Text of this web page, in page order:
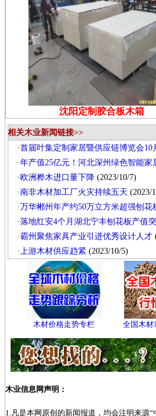
沈阳定制胶合板木箱
相关木业新闻链接>>
·首届叶集定制家居暨供应链博览会10
·年产值25亿元！河北深州绿色智能家
· 欧洲桦木进口量下降 (2023/10/7)
·南非木材加工厂火灾持续五天 (2023/
·万华郴州年产约50万立方米超强刨花
·落地红安4个月湖北宁丰刨花板产值突
·霸州聚焦家具产业引进优秀设计人才
·上游木材供应趋紧 (2023/10/5)
木材价格走势专栏 全国木材
木业信息网声明：
1.凡是本网原创的新闻报道，均会注明来源